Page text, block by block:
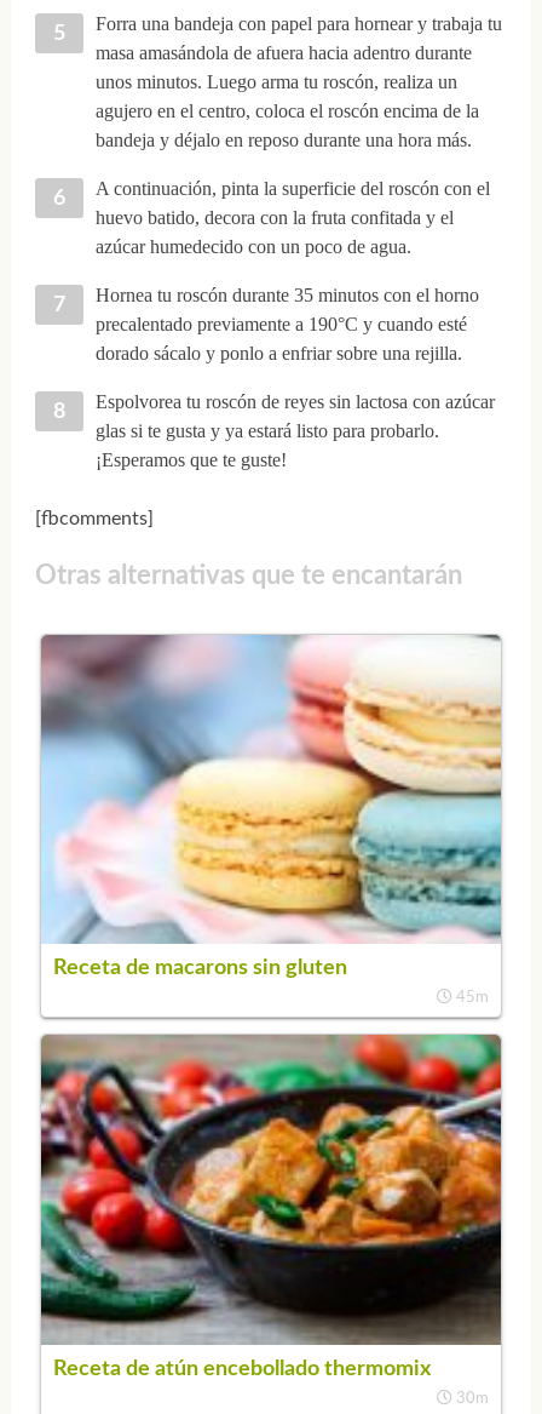
Forra una bandeja con papel para hornear y trabaja tu
masa amasándola de afuera hacia adentro durante
unos minutos. Luego arma tu roscón, realiza un
agujero en el centro, coloca el roscón encima de la
bandeja y déjalo en reposo durante una hora más.
A continuación, pinta la superficie del roscón con el
huevo batido, decora con la fruta confitada y el
azúcar humedecido con un poco de agua.
Hornea tu roscón durante 35 minutos con el horno
precalentado previamente a 190°C y cuando esté
dorado sácalo y ponlo a enfriar sobre una rejilla.
Espolvorea tu roscón de reyes sin lactosa con azúcar
glas si te gusta y ya estará listo para probarlo.
¡Esperamos que te guste!
[fbcomments]
Otras alternativas que te encantarán
Receta de macarons sin gluten
45m
Receta de atún encebollado thermomix
30m